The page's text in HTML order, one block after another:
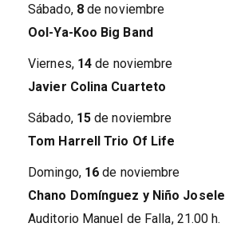
Sábado, 8de noviembre
Ool-Ya-Koo Big Band
Viernes, 14 de noviembre
Javier Colina Cuarteto
Sábado, 15 de noviembre
Tom Harrell Trio Of Life
Domingo, 16 de noviembre
Chano Domínguez y Niño Josele
Auditorio Manuel de Falla, 21.00 h.